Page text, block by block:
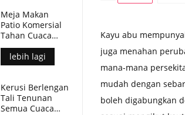
Kayu abu
juga menahan
mana-mana
mudah dengan
boleh digabungkan
Meja Makan
Patio Komersial
Tahan Cuaca
Kaki Aluminium
Atas Meja Papan
Lapis
lebih lagi
Kerusi Berlengan
Tali Tenunan
Semua Cuaca